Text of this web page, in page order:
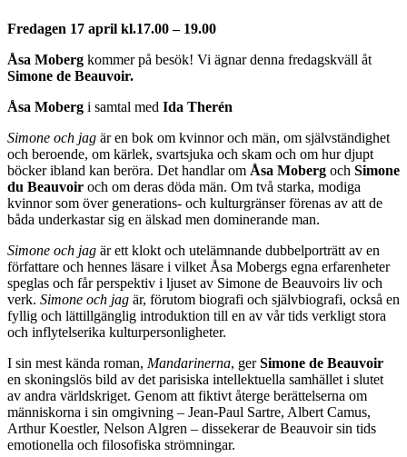
Fredagen 17 april kl.17.00 – 19.00
Åsa Moberg kommer på besök! Vi ägnar denna fredagskväll åt
Simone de Beauvoir.
Åsa Moberg i samtal med Ida Therén
Simone och jag är en bok om kvinnor och män, om självständighet
och beroende, om kärlek, svartsjuka och skam och om hur djupt
böcker ibland kan beröra. Det handlar om Åsa Moberg och Simone
du Beauvoir och om deras döda män. Om två starka, modiga
kvinnor som över generations- och kulturgränser förenas av att de
båda underkastar sig en älskad men dominerande man.
Simone och jag är ett klokt och utelämnande dubbelporträtt av en
författare och hennes läsare i vilket Åsa Mobergs egna erfarenheter
speglas och får perspektiv i ljuset av Simone de Beauvoirs liv och
verk. Simone och jag är, förutom biografi och självbiografi, också en
fyllig och lättillgänglig introduktion till en av vår tids verkligt stora
och inflytelserika kulturpersonligheter.
I sin mest kända roman, Mandarinerna, gerSimone de Beauvoir
en skoningslös bild av det parisiska intellektuella samhället i slutet
av andra världskriget. Genom att fiktivt återge berättelserna om
människorna i sin omgivning – Jean-Paul Sartre, Albert Camus,
Arthur Koestler, Nelson Algren – dissekerar de Beauvoir sin tids
emotionella och filosofiska strömningar.